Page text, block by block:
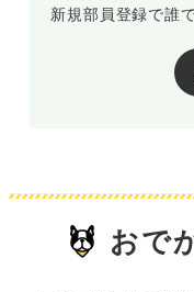
新規部員登録で誰
おで